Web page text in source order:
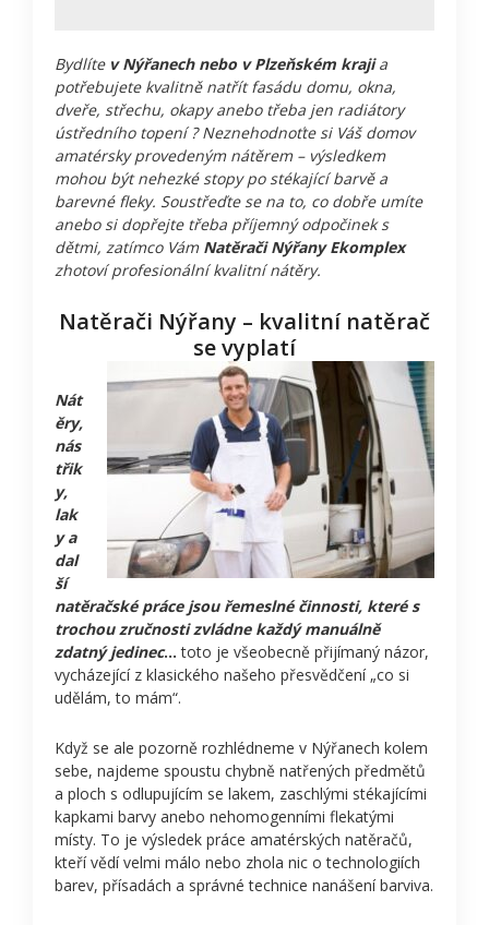
Bydlíte v Nýřanech nebo v Plzeňském krajia
potřebujete kvalitně natřít fasádu domu, okna,
dveře, střechu, okapy anebo třeba jen radiátory
ústředního topení ? Neznehodnoťte si Váš domov
amatérsky provedeným nátěrem – výsledkem
mohou být nehezké stopy po stékající barvě a
barevné fleky. Soustřeďte se na to, co dobře umíte
anebo si dopřejte třeba příjemný odpočinek s
dětmi, zatímco Vám Natěrači Nýřany Ekomplex
zhotoví profesionální kvalitní nátěry.
Natěrači Nýřany – kvalitní natěrač
se vyplatí
Nát
ěry,
nás
třik
y,
lak
y a
dal
ší
natěračské práce jsou řemeslné činnosti, které s
trochou zručnosti zvládne každý manuálně
zdatný jedinec… toto je všeobecně přijímaný názor,
vycházející z klasického našeho přesvědčení „co si
udělám, to mám“.
Když se ale pozorně rozhlédneme v Nýřanech kolem
sebe, najdeme spoustu chybně natřených předmětů
a ploch s odlupujícím se lakem, zaschlými stékajícími
kapkami barvy anebo nehomogenními flekatými
místy. To je výsledek práce amatérských natěračů,
kteří vědí velmi málo nebo zhola nic o technologiích
barev, přísadách a správné technice nanášení barviva.